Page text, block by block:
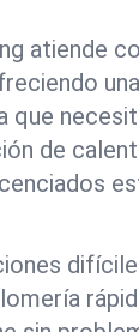
atiende
que
de